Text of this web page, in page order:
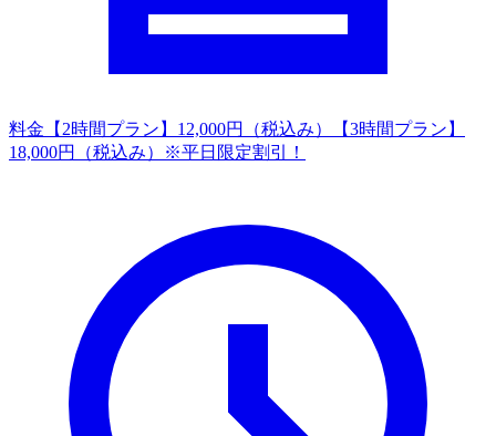
料金 【2時間プラン】12,000円（税込み）【3時間プラン】
18,000円（税込み）※平日限定割引！